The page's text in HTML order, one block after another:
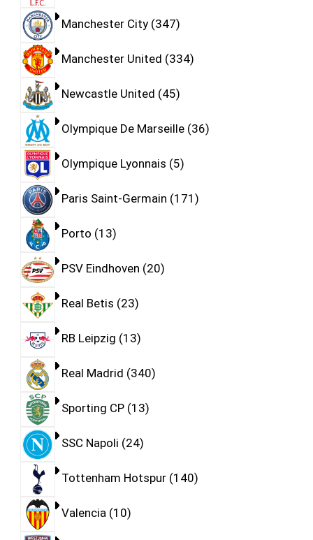
Manchester City 347
Manchester United 334
Newcastle United 45
Olympique De Marseille 36
Olympique Lyonnais 5
Paris Saint-Germain 171
Porto 13
PSV Eindhoven 20
Real Betis 23
RB Leipzig 13
Real Madrid 340
Sporting CP 13
SSC Napoli 24
Tottenham Hotspur 140
Valencia 10